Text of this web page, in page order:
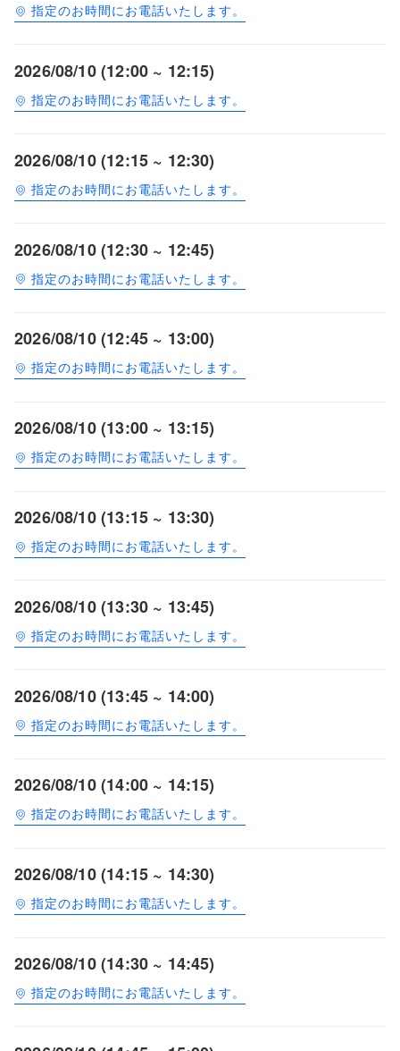
指定のお時間にお電話いたします。
2026/08/10 (12:00 ~ 12:15)
指定のお時間にお電話いたします。
2026/08/10 (12:15 ~ 12:30)
指定のお時間にお電話いたします。
2026/08/10 (12:30 ~ 12:45)
指定のお時間にお電話いたします。
2026/08/10 (12:45 ~ 13:00)
指定のお時間にお電話いたします。
2026/08/10 (13:00 ~ 13:15)
指定のお時間にお電話いたします。
2026/08/10 (13:15 ~ 13:30)
指定のお時間にお電話いたします。
2026/08/10 (13:30 ~ 13:45)
指定のお時間にお電話いたします。
2026/08/10 (13:45 ~ 14:00)
指定のお時間にお電話いたします。
2026/08/10 (14:00 ~ 14:15)
指定のお時間にお電話いたします。
2026/08/10 (14:15 ~ 14:30)
指定のお時間にお電話いたします。
2026/08/10 (14:30 ~ 14:45)
指定のお時間にお電話いたします。